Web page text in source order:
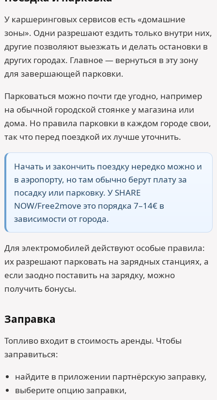
У каршеринговых сервисов есть «домашние
зоны». Одни разрешают ездить только внутри них,
другие позволяют выезжать и делать остановки в
других городах. Главное — вернуться в эту зону
для завершающей парковки.
Парковаться можно почти где угодно, например
на обычной городской стоянке у магазина или
дома. Но правила парковки в каждом городе свои,
так что перед поездкой их лучше уточнить.
Начать и закончить поездку нередко можно и
в аэропорту, но там обычно берут плату за
посадку или парковку. У SHARE
NOW/Free2move это порядка 7–14€ в
зависимости от города.
Для электромобилей действуют особые правила:
их разрешают парковать на зарядных станциях, а
если заодно поставить на зарядку, можно
получить бонусы.
Заправка
Топливо входит в стоимость аренды. Чтобы
заправиться:
найдите в приложении партнёрскую заправку,
выберите опцию заправки,